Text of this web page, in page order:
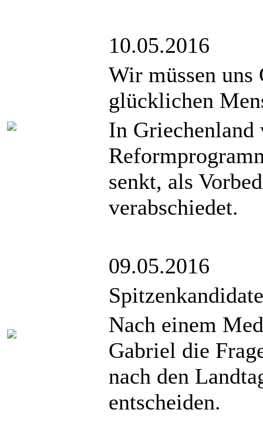
10.05.2016
Wir müssen uns
glücklichen
In Griechenland
senkt, als
verabschiedet.
09.05.2016
Nach einem
Gabriel die
nach den
entscheiden.